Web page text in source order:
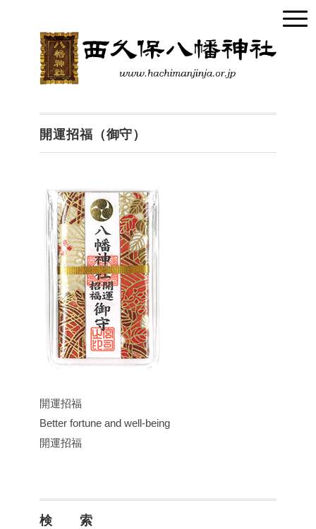
開運招福（御守）
開運招福
Better fortune and well-being
開運招福
検 索